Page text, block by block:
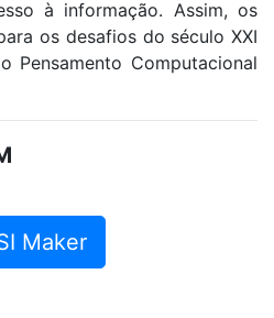
à informação. Assim, os
os desafios do século XXI
Pensamento Computacional
Maker